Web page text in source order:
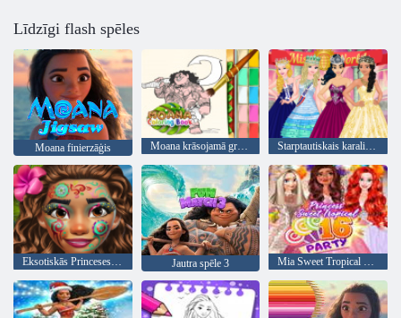
Līdzīgi flash spēles
Moana finierzāģis Moana krāsojamā grāmata Starptautiskais karaliskās skaistumkopšanas konkurss
Eksotiskās Princeses aplauzums Jautra spēle 3 Mia Sweet Tropical Sixteen ballīte